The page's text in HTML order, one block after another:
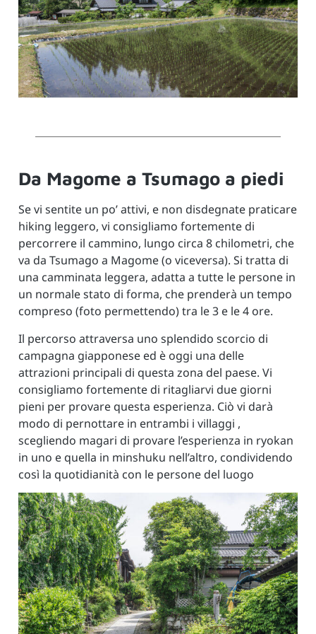
Da Magome a Tsumago a piedi
Se vi sentite un po’ attivi, e non disdegnate praticare
hiking leggero, vi consigliamo fortemente di
percorrere il cammino, lungo circa 8 chilometri, che
va da Tsumago a Magome (o viceversa). Si tratta di
una camminata leggera, adatta a tutte le persone in
un normale stato di forma, che prenderà un tempo
compreso (foto permettendo) tra le 3 e le 4 ore.
Il percorso attraversa uno splendido scorcio di
campagna giapponese ed è oggi una delle
attrazioni principali di questa zona del paese. Vi
consigliamo fortemente di ritagliarvi due giorni
pieni per provare questa esperienza. Ciò vi darà
modo di pernottare in entrambi i villaggi ,
scegliendo magari di provare l’esperienza in ryokan
in uno e quella in minshuku nell’altro, condividendo
così la quotidianità con le persone del luogo